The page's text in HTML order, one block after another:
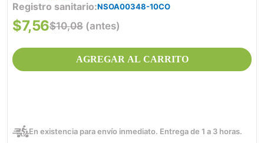
Registro sanitario NSOA00348-10CO
$10,08 (antes)
$7,56
AGREGAR AL CARRITO
En existencia para envío inmediato. Entrega de 1 a 3 horas.